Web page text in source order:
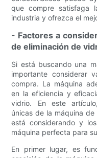
que compre satisfaga
industria y ofrezca el
- Factores a
de eliminación de
Si está buscando una
importante considerar
compra. La máquina
en la eficiencia y
vidrio. En este
únicas de la máquina
está considerando y
máquina perfecta para
En primer lugar, es